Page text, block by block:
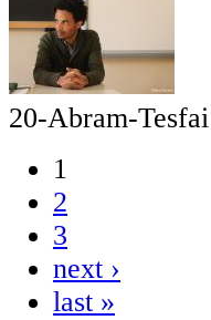
20-Abram-Tesfai
1
2
3
next ›
last »